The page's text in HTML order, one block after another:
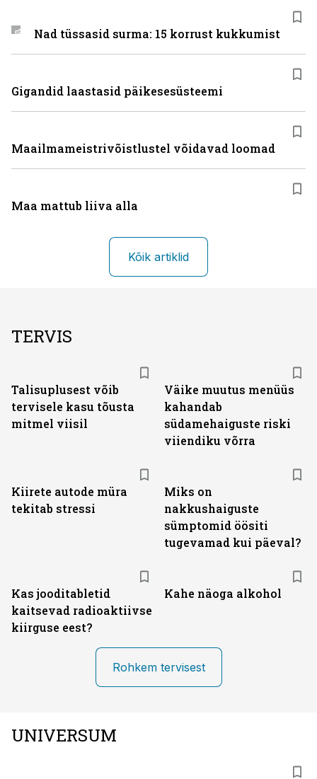
Nad tüssasid surma: 15 korrust kukkumist
Gigandid laastasid päikesesüsteemi
Maailmameistrivõistlustel võidavad loomad
Maa mattub liiva alla
Kõik artiklid
TERVIS
Talisuplusest võib
tervisele kasu tõusta
mitmel viisil
Väike muutus menüüs
kahandab
südamehaiguste riski
viiendiku võrra
Kiirete autode müra
tekitab stressi
Miks on
nakkushaiguste
sümptomid öösiti
tugevamad kui päeval?
Kas jooditabletid
kaitsevad radioaktiivse
kiirguse eest?
Kahe näoga alkohol
Rohkem tervisest
UNIVERSUM